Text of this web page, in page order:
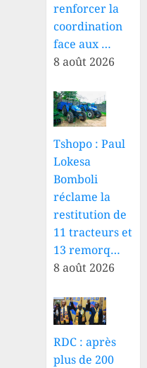
renforcer la
coordination
face aux …
8 août 2026
Tshopo : Paul
Lokesa
Bomboli
réclame la
restitution de
11 tracteurs et
13 remorq…
8 août 2026
RDC : après
plus de 200